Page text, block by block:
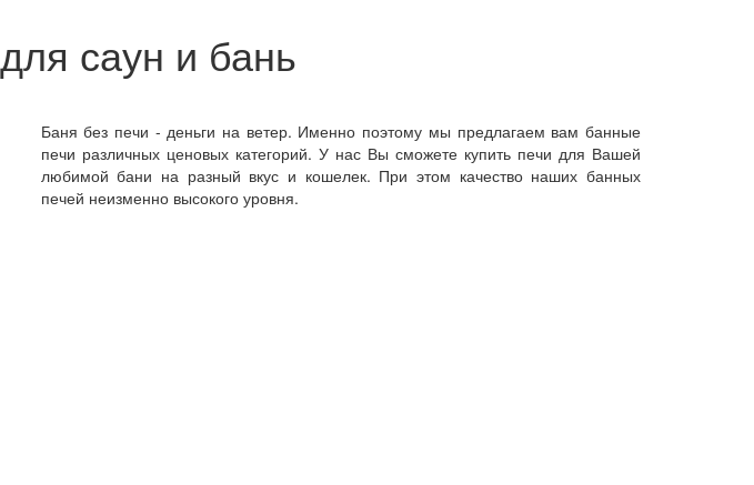
саун и бань
Баня без печи - деньги на ветер. Именно поэтому мы предлагаем вам банные
печи различных ценовых категорий. У нас Вы сможете купить печи для Вашей
любимой бани на разный вкус и кошелек. При этом качество наших банных
печей неизменно высокого уровня.